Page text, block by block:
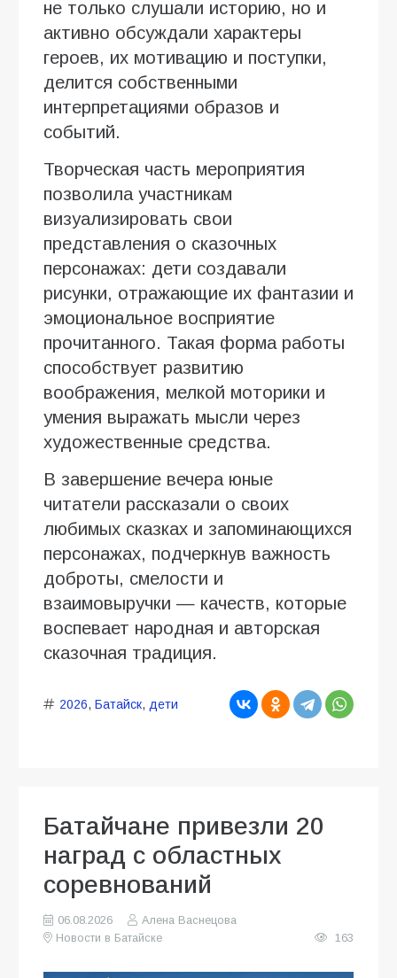
не только слушали историю, но и
активно обсуждали характеры
героев, их мотивацию и поступки,
делится собственными
интерпретациями образов и
событий.
Творческая часть мероприятия
позволила участникам
визуализировать свои
представления о сказочных
персонажах: дети создавали
рисунки, отражающие их фантазии и
эмоциональное восприятие
прочитанного. Такая форма работы
способствует развитию
воображения, мелкой моторики и
умения выражать мысли через
художественные средства.
В завершение вечера юные
читатели рассказали о своих
любимых сказках и запоминающихся
персонажах, подчеркнув важность
доброты, смелости и
взаимовыручки — качеств, которые
воспевает народная и авторская
сказочная традиция.
2026, Батайск, дети
Батайчане привезли 20
наград с областных
соревнований
06.08.2026
Алена Васнецова
Новости в Батайске
163